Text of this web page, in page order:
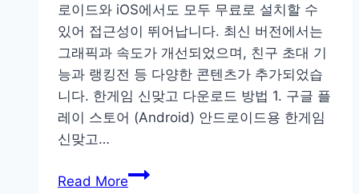
로이드와 iOS에서도 모두 무료로 설치할 수
있어 접근성이 뛰어납니다. 최신 버전에서는
그래픽과 속도가 개선되었으며, 친구 초대 기
능과 랭킹전 등 다양한 콘텐츠가 추가되었습
니다. 한게임 신맞고 다운로드 방법 1. 구글 플
레이 스토어 (Android) 안드로이드용 한게임
신맞고…
Read More한